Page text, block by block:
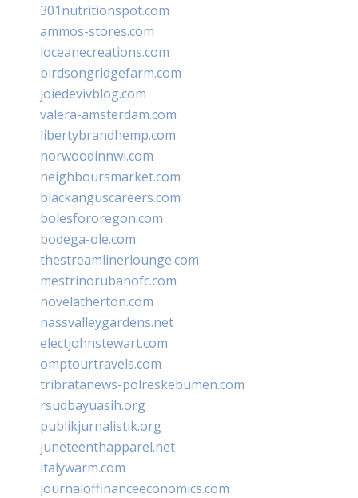
301nutritionspot.com
ammos-stores.com
loceanecreations.com
birdsongridgefarm.com
joiedevivblog.com
valera-amsterdam.com
libertybrandhemp.com
norwoodinnwi.com
neighboursmarket.com
blackanguscareers.com
bolesfororegon.com
bodega-ole.com
thestreamlinerlounge.com
mestrinorubanofc.com
novelatherton.com
nassvalleygardens.net
electjohnstewart.com
omptourtravels.com
tribratanews-polreskebumen.com
rsudbayuasih.org
publikjurnalistik.org
juneteenthapparel.net
italywarm.com
journaloffinanceeconomics.com